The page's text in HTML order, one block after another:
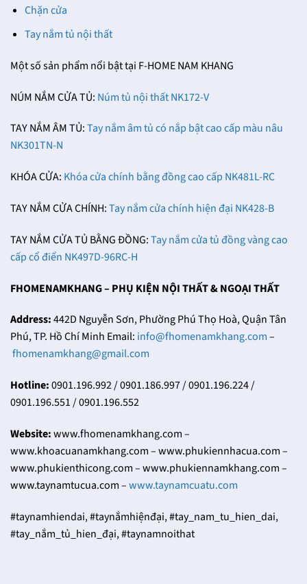
Chặn cửa
Tay nắm tủ nội thất
Một số sản phẩm nổi bật tại F-HOME NAM KHANG
NÚM NẮM CỬA TỦ: Núm tủ nội thất NK172-V
TAY NẮM ÂM TỦ:Tay nắm âm tủ có nắp bật cao cấp màu nâu
NK301TN-N
KHÓA CỬA: Khóa cửa chính bằng đồng cao cấp NK481L-RC
TAY NẮM CỬA CHÍNH:Tay nắm cửa chính hiện đại NK428-B
TAY NẮM CỬA TỦ BẰNG ĐỒNG:Tay nắm cửa tủ đồng vàng cao
cấp cổ điển NK497D-96RC-H
FHOMENAMKHANG – PHỤ KIỆN NỘI THẤT & NGOẠI THẤT
Address:442D Nguyễn Sơn, Phường Phú Thọ Hoà, Quận Tân
Phú, TP. Hồ Chí Minh Email: info@fhomenamkhang.com–
fhomenamkhang@gmail.com
Hotline:0901.196.992 / 0901.186.997 / 0901.196.224 /
0901.196.551 / 0901.196.552
Website:www.fhomenamkhang.com –
www.khoacuanamkhang.com – www.phukiennhacua.com –
www.phukienthicong.com – www.phukiennamkhang.com –
www.taynamtucua.com –www.taynamcuatu.com
#taynamhiendai, #taynắmhiệnđại, #tay_nam_tu_hien_dai,
#tay_nắm_tủ_hien_đại, #taynamnoithat